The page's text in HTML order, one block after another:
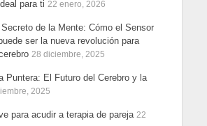
para ti 22 enero, 2026
Secreto de la Mente: Cómo el Sensor
ser la nueva revolución para
28 diciembre, 2025
Puntera: El Futuro del Cerebro y la
2025
para acudir a terapia de pareja 22